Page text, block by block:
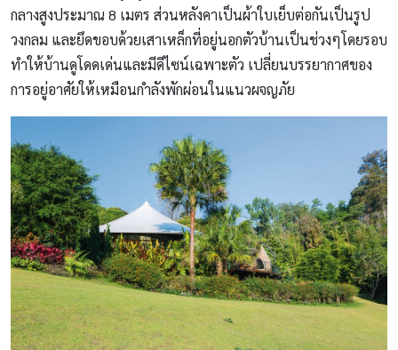
กลางสูงประมาณ 8 เมตร ส่วนหลังคาเป็นผ้าใบเย็บต่อกันเป็นรูป
วงกลม และยึดขอบด้วยเสาเหล็กที่อยู่นอกตัวบ้านเป็นช่วงๆโดยรอบ
ทำให้บ้านดูโดดเด่นและมีดีไซน์เฉพาะตัว เปลี่ยนบรรยากาศของ
การอยู่อาศัยให้เหมือนกำลังพักผ่อนในแนวผจญภัย